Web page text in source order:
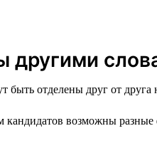
другими
отделены друг от друга
возможны